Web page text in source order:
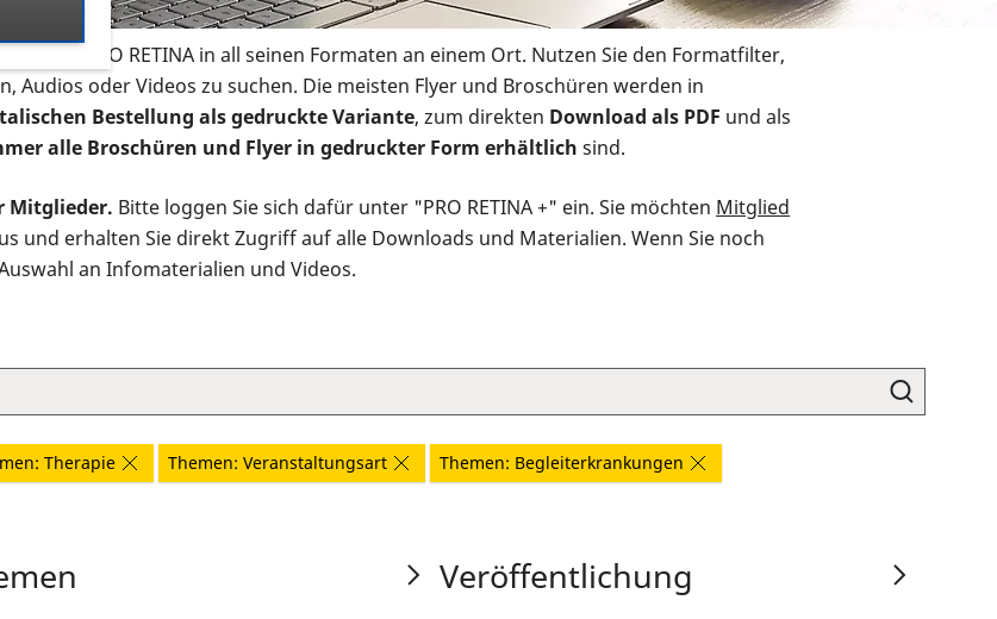
der PRO RETINA in all seinen Formaten an einem Ort. Nutzen Sie den Formatfilter,
Audios oder Videos zu suchen. Die meisten Flyer und Broschüren werden in
Bestellung als gedruckte Variante, zum direkten Download als PDF und als
alle Broschüren und Flyer in gedruckter Form erhältlich sind.
Mitglieder. Bitte loggen Sie sich dafür unter "PRO RETINA +" ein. Sie möchten Mitglied
und erhalten Sie direkt Zugriff auf alle Downloads und Materialien. Wenn Sie noch
an Infomaterialien und Videos.
Therapie Themen: Veranstaltungsart
Themen: Begleiterkrankungen
Veröffentlichung